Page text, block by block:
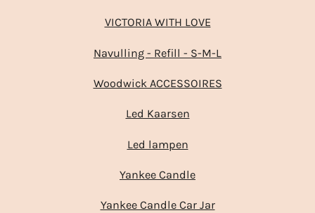
VICTORIA WITH LOVE
Navulling - Refill - S-M-L
Woodwick ACCESSOIRES
Led Kaarsen
Led lampen
Yankee Candle
Yankee Candle Car Jar